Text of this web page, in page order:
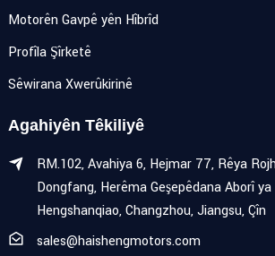
Motorên Gavpê yên Hîbrîd
Profîla Şîrketê
Sêwirana Xwerûkirinê
Agahiyên Têkiliyê
RM.102, Avahiya 6, Hejmar 77, Rêya
Dongfang, Herêma Geşepêdana Aborî ya
Hengshanqiao, Changzhou, Jiangsu, Çîn
sales@haishengmotors.com